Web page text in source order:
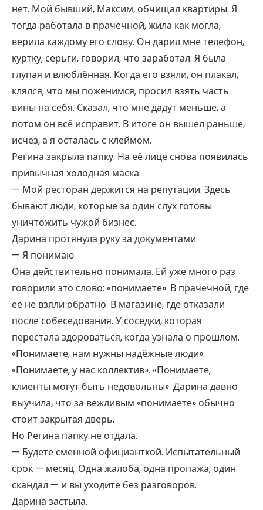
нет. Мой бывший, Максим, обчищал квартиры. Я
тогда работала в прачечной, жила как могла,
верила каждому его слову. Он дарил мне телефон,
куртку, серьги, говорил, что заработал. Я была
глупая и влюблённая. Когда его взяли, он плакал,
клялся, что мы поженимся, просил взять часть
вины на себя. Сказал, что мне дадут меньше, а
потом он всё исправит. В итоге он вышел раньше,
исчез, а я осталась с клеймом.
Регина закрыла папку. На её лице снова появилась
привычная холодная маска.
— Мой ресторан держится на репутации. Здесь
бывают люди, которые за один слух готовы
уничтожить чужой бизнес.
Дарина протянула руку за документами.
— Я понимаю.
Она действительно понимала. Ей уже много раз
говорили это слово: «понимаете». В прачечной, где
её не взяли обратно. В магазине, где отказали
после собеседования. У соседки, которая
перестала здороваться, когда узнала о прошлом.
«Понимаете, нам нужны надёжные люди».
«Понимаете, у нас коллектив». «Понимаете,
клиенты могут быть недовольны». Дарина давно
выучила, что за вежливым «понимаете» обычно
стоит закрытая дверь.
Но Регина папку не отдала.
— Будете сменной официанткой. Испытательный
срок — месяц. Одна жалоба, одна пропажа, один
скандал — и вы уходите без разговоров.
Дарина застыла.